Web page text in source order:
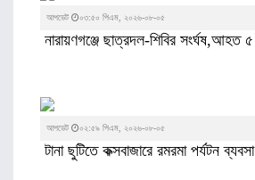
আপডেট ০৩:৫০ পিএম, ২০২৬-০৮-০৫
নারায়ণগঞ্জে ছাত্রদল-শিবির সংর্ঘষ,আহত ৫
আপডেট ০২:৫৯ পিএম, ২০২৬-০৮-০৫
টানা ছুটিতে কক্সবাজারে রমরমা পর্যটন ব্যবসা